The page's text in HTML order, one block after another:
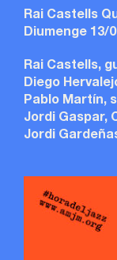
Rai Castells
Diumenge 13/
Rai Castells,
Diego
Pablo Martín,
Jordi Gaspar,
Jordi